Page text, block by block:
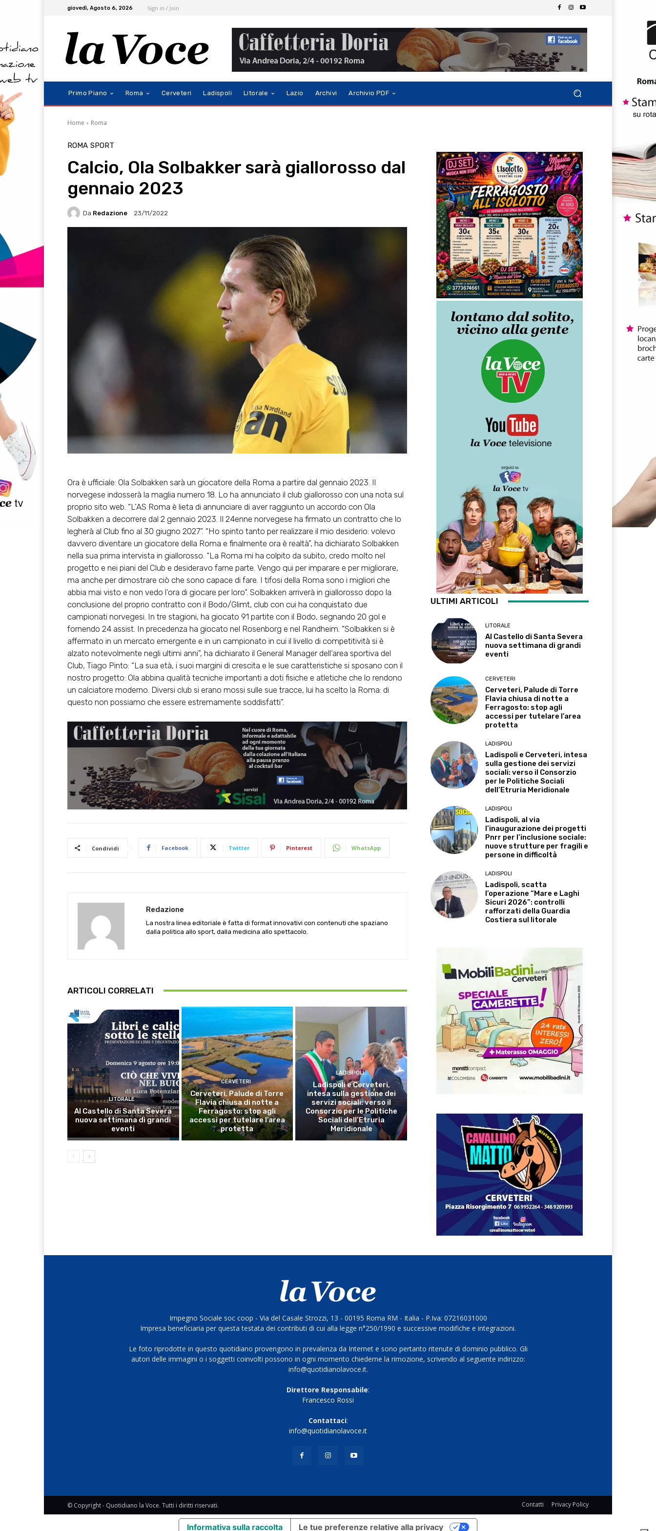
giovedì, Agosto 6, 2026 Sign in / Join
Primo Piano Roma Cerveteri Ladispoli Litorale Lazio Archivi Archivio PDF
Home Roma
ROMA SPORT
Calcio, Ola Solbakker sarà giallorosso dal
gennaio 2023
Da Redazione 23/11/2022
Ora è ufficiale: Ola Solbakken sarà un giocatore della Roma a partire dal gennaio 2023. Il
norvegese indosserà la maglia numero 18. Lo ha annunciato il club giallorosso con una nota sul
proprio sito web. “L’AS Roma è lieta di annunciare di aver raggiunto un accordo con Ola
Solbakken a decorrere dal 2 gennaio 2023. Il 24enne norvegese ha firmato un contratto che lo
legherà al Club fino al 30 giugno 2027”. “Ho spinto tanto per realizzare il mio desiderio: volevo
davvero diventare un giocatore della Roma e finalmente ora è realtà”, ha dichiarato Solbakken
nella sua prima intervista in giallorosso. “La Roma mi ha colpito da subito, credo molto nel
progetto e nei piani del Club e desideravo farne parte. Vengo qui per imparare e per migliorare,
ma anche per dimostrare ciò che sono capace di fare. I tifosi della Roma sono i migliori che
abbia mai visto e non vedo l’ora di giocare per loro”. Solbakken arriverà in giallorosso dopo la
conclusione del proprio contratto con il Bodo/Glimt, club con cui ha conquistato due
campionati norvegesi. In tre stagioni, ha giocato 91 partite con il Bodo, segnando 20 gol e
fornendo 24 assist. In precedenza ha giocato nel Rosenborg e nel Randheim. “Solbakken si è
affermato in un mercato emergente e in un campionato in cui il livello di competitività si è
alzato notevolmente negli ultimi anni”, ha dichiarato il General Manager dell’area sportiva del
Club, Tiago Pinto: “La sua età, i suoi margini di crescita e le sue caratteristiche si sposano con il
nostro progetto: Ola abbina qualità tecniche importanti a doti fisiche e atletiche che lo rendono
un calciatore moderno. Diversi club si erano mossi sulle sue tracce, lui ha scelto la Roma: di
questo non possiamo che essere estremamente soddisfatti”.
Condividi Facebook Twitter Pinterest WhatsApp
Redazione
La nostra linea editoriale è fatta di format innovativi con contenuti che spaziano
dalla politica allo sport, dalla medicina allo spettacolo.
ARTICOLI CORRELATI
LITORALE
Al Castello di Santa Severa
nuova settimana di grandi
eventi
CERVETERI
Cerveteri, Palude di Torre
Flavia chiusa di notte a
Ferragosto: stop agli
accessi per tutelare l’area
protetta
LADISPOLI
Ladispoli e Cerveteri,
intesa sulla gestione dei
servizi sociali: verso il
Consorzio per le Politiche
Sociali dell’Etruria
Meridionale
ULTIMI ARTICOLI
LITORALE
Al Castello di Santa Severa
nuova settimana di grandi
eventi
CERVETERI
Cerveteri, Palude di Torre
Flavia chiusa di notte a
Ferragosto: stop agli
accessi per tutelare l’area
protetta
LADISPOLI
Ladispoli e Cerveteri, intesa
sulla gestione dei servizi
sociali: verso il Consorzio
per le Politiche Sociali
dell’Etruria Meridionale
LADISPOLI
Ladispoli, al via
l’inaugurazione dei progetti
Pnrr per l’inclusione sociale:
nuove strutture per fragili e
persone in difficoltà
LADISPOLI
Ladispoli, scatta
l’operazione “Mare e Laghi
Sicuri 2026”: controlli
rafforzati della Guardia
Costiera sul litorale
Impegno Sociale soc coop - Via del Casale Strozzi, 13 - 00195 Roma RM - Italia - P.Iva: 07216031000
Impresa beneficiaria per questa testata dei contributi di cui alla legge n°250/1990 e successive modifiche e integrazioni.
Le foto riprodotte in questo quotidiano provengono in prevalenza da Internet e sono pertanto ritenute di dominio pubblico. Gli
autori delle immagini o i soggetti coinvolti possono in ogni momento chiederne la rimozione, scrivendo al seguente indirizzo:
info@quotidianolavoce.it.
Direttore Responsabile:
Francesco Rossi
Contattaci:
info@quotidianolavoce.it
© Copyright - Quotidiano la Voce. Tutti i diritti riservati. Contatti Privacy Policy
Informativa sulla raccolta Le tue preferenze relative alla privacy